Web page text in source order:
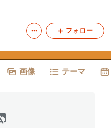
フォロー
画像 テーマ